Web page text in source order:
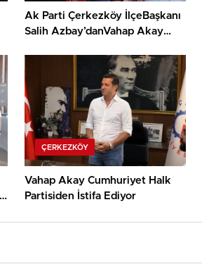
Ak Parti Çerkezköy İlçeBaşkanı
Salih Azbay’danVahap Akay
ÇERKEZKÖY
Vahap Akay Cumhuriyet Halk
Partisiden İstifa Ediyor